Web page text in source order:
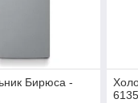
Бирюса -